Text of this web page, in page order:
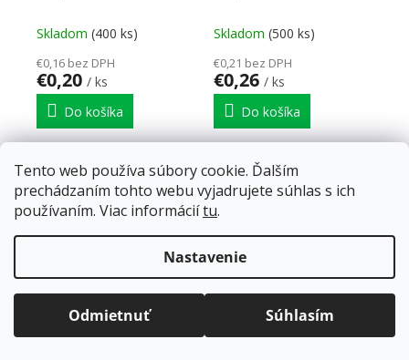
Tento web používa súbory cookie. Ďalším
prechádzaním tohto webu vyjadrujete súhlas s ich
používaním. Viac informáciítu.
Nastavenie
Odmietnuť Súhlasím
Doprava zadarmopre balíkové zásielky v hodnote
nad120 EUR*.
Balíky zasielame už od4 EUR.
ZRÝCHĽUJEME.
Skladom (400 ks)
€0,16 bez DPH
€0,20 / ks
Do košíka
biela
Skladom (500 ks)
€0,21 bez DPH
€0,26 / ks
Do košíka
šedá
Ovládacie prvky výpisu
NAČÍTAŤ 39 ĎALŠÍCH
Stránkovanie
1 2
99položiek celkom